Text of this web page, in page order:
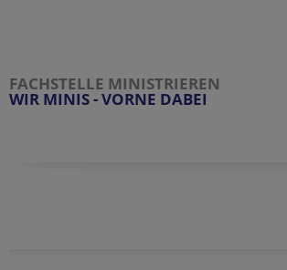
FACHSTELLE MINISTRIEREN
WIR MINIS - VORNE DABEI